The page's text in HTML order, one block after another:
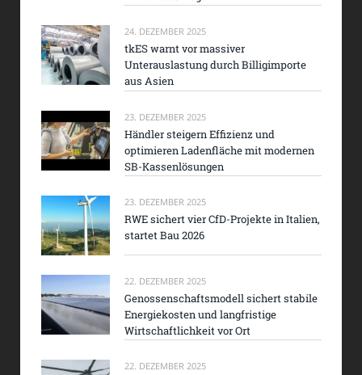
24. DEZEMBER 2025
tkES warnt vor massiver
Unterauslastung durch Billigimporte
aus Asien
23. DEZEMBER 2025
Händler steigern Effizienz und
optimieren Ladenfläche mit modernen
SB-Kassenlösungen
23. DEZEMBER 2025
RWE sichert vier CfD-Projekte in Italien,
startet Bau 2026
22. DEZEMBER 2025
Genossenschaftsmodell sichert stabile
Energiekosten und langfristige
Wirtschaftlichkeit vor Ort
22. DEZEMBER 2025